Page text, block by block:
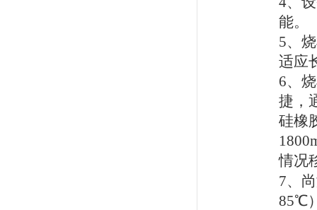
能。
5、
适应
6、
捷，
硅橡
情况
7、
85℃